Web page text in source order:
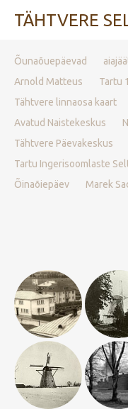
TÄHTVERE
Õunaõuepäevad
Arnold Matteus
Tartu
Tähtvere linnaosa kaart
Avatud Naistekeskus
Tähtvere Päevakeskus
Tartu Ingerisoomlaste
Õinaõiepäev
Marek